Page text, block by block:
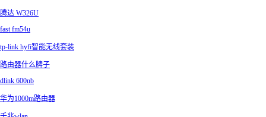
腾达 W326U
fast fm54u
tp-link hyfi智能无线套装
路由器什么牌子
dlink 600nb
华为1000m路由器